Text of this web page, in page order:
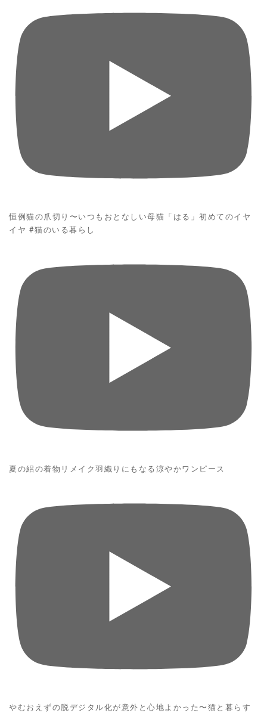
恒例猫の爪切り〜いつもおとなしい母猫「はる」初めてのイヤ
イヤ #猫のいる暮らし
夏の絽の着物リメイク羽織りにもなる涼やかワンピース
やむおえずの脱デジタル化が意外と心地よかった〜猫と暮らす